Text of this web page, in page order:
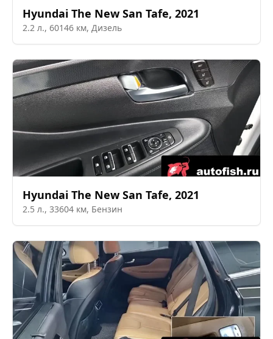
Hyundai The New San Tafe, 2021
2.2 л., 60146 км, Дизель
Hyundai The New San Tafe, 2021
2.5 л., 33604 км, Бензин